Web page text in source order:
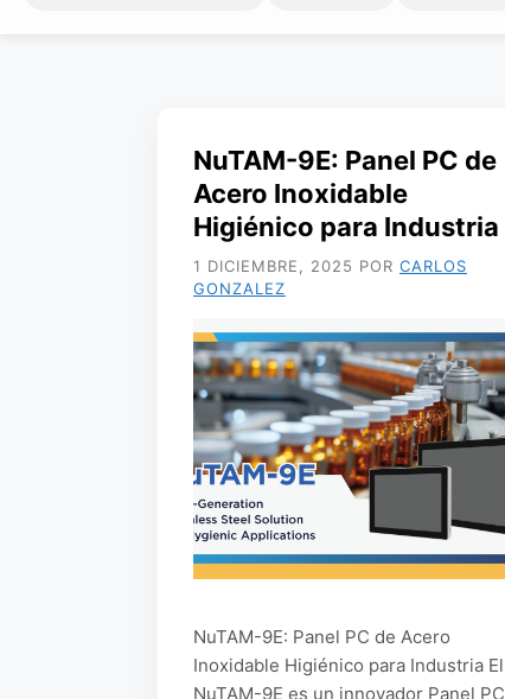
NuTAM-9E: Panel PC de
Acero Inoxidable
Higiénico para Industria
1 DICIEMBRE, 2025 POR CARLOS
GONZALEZ
NuTAM-9E: Panel PC de Acero
Inoxidable Higiénico para Industria El
NuTAM-9E es un innovador Panel PC